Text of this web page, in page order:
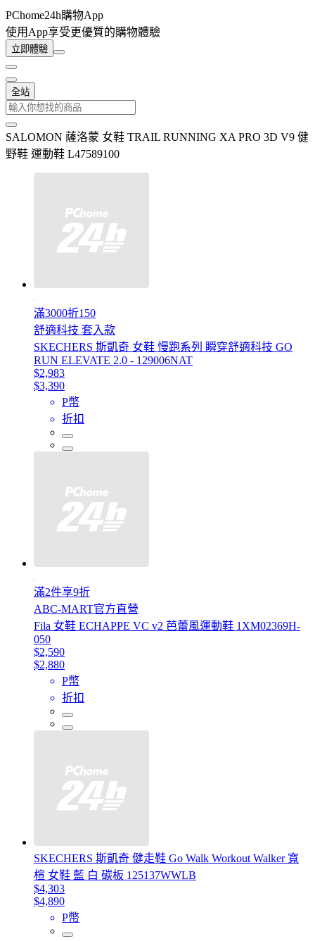
PChome24h購物App
使用App享受更優質的購物體驗
立即體驗
全站
SALOMON 薩洛蒙 女鞋 TRAIL RUNNING XA PRO 3D V9 健
野鞋 運動鞋 L47589100
滿3000折150
舒適科技 套入款
SKECHERS 斯凱奇 女鞋 慢跑系列 瞬穿舒適科技 GO
RUN ELEVATE 2.0 - 129006NAT
$2,983
$3,390
P幣
折扣
滿2件享9折
ABC-MART官方直營
Fila 女鞋 ECHAPPE VC v2 芭蕾風運動鞋 1XM02369H-
050
$2,590
$2,880
P幣
折扣
SKECHERS 斯凱奇 健走鞋 Go Walk Workout Walker 寬
楦 女鞋 藍 白 碳板 125137WWLB
$4,303
$4,890
P幣